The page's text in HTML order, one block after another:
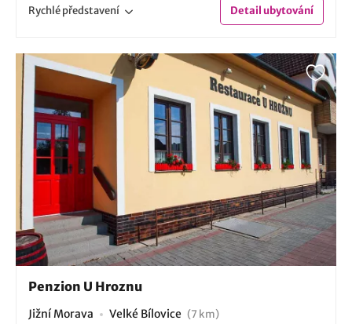
Rychlépředstavení Detailubytování
Penzion U Hroznu
Jižní Morava Velké Bílovice (7 km)